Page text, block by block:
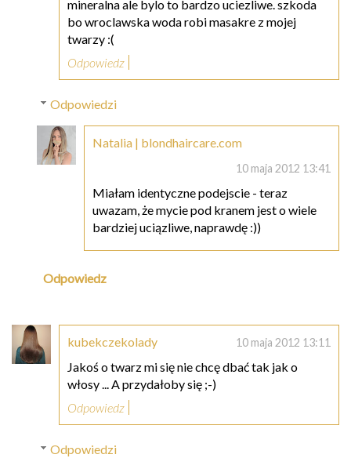
mineralna ale bylo to bardzo uciezliwe. szkoda
bo wroclawska woda robi masakre z mojej
twarzy :(
Odpowiedz
Odpowiedzi
Natalia | blondhaircare.com
10 maja 2012 13:41
Miałam identyczne podejscie - teraz
uwazam, że mycie pod kranem jest o wiele
bardziej uciązliwe, naprawdę :))
Odpowiedz
kubekczekolady 10 maja 2012 13:11
Jakoś o twarz mi się nie chcę dbać tak jak o
włosy ... A przydałoby się ;-)
Odpowiedz
Odpowiedzi